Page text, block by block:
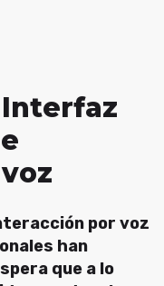
por voz
han
que a lo